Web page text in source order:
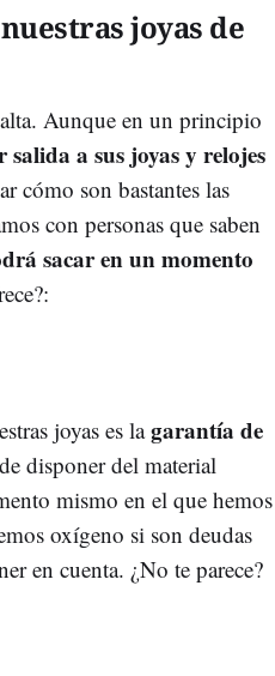
joyas de
alta. Aunque en un principio
a sus joyas y relojes
cómo son bastantes las
con personas que saben
sacar en un momento
joyas es lagarantía de
disponer del material
mismo en el que hemos
oxígeno si son deudas
en cuenta. ¿No te parece?